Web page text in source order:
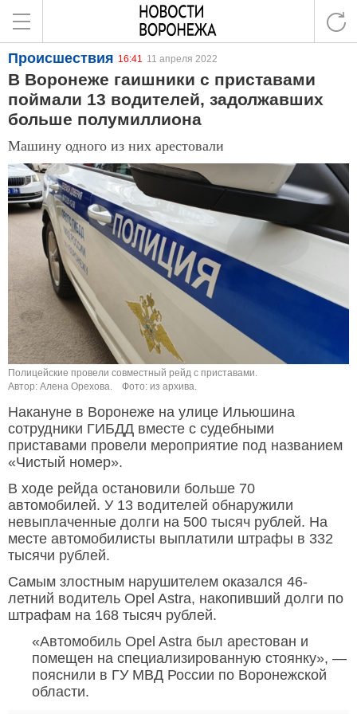
Происшествия 16:41 11 апреля 2022
В Воронеже гаишники с приставами
поймали 13 водителей, задолжавших
больше полумиллиона
Машину одного из них арестовали
Полицейские провели совместный рейд с приставами.
Автор: Алена Орехова.
Фото: из архива.
Накануне в Воронеже на улице Ильюшина
сотрудники ГИБДД вместе с судебными
приставами провели мероприятие под названием
«Чистый номер».
В ходе рейда остановили больше 70
автомобилей. У 13 водителей обнаружили
невыплаченные долги на 500 тысяч рублей. На
месте автомобилисты выплатили штрафы в 332
тысячи рублей.
Самым злостным нарушителем оказался 46-
летний водитель Opel Astra, накопивший долги по
штрафам на 168 тысяч рублей.
«Автомобиль Opel Astra был арестован и
помещен на специализированную стоянку», —
пояснили в ГУ МВД России по Воронежской
области.